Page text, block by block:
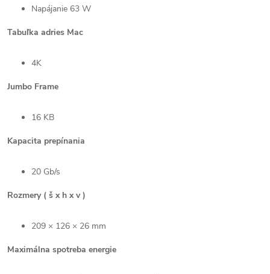
Napájanie 63 W
Tabuľka adries Mac
4K
Jumbo Frame
16 KB
Kapacita prepínania
20 Gb/s
Rozmery ( š x h x v )
209 × 126 × 26 mm
Maximálna spotreba energie